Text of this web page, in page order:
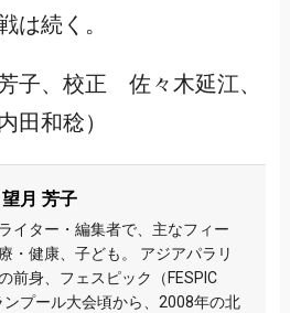
は続く。
子、校正 佐々木延江、
和稔）
月 芳子
イター・編集者で、主なフィー
・健康、子ども。 アジアパラリ
前身、フェスピック（FESPIC
プール大会頃から、2008年の北